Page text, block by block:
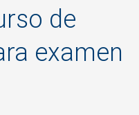
de
examen